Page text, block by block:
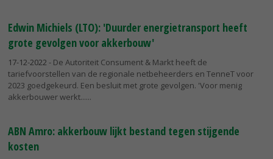
Edwin Michiels (LTO): 'Duurder energietransport heeft
grote gevolgen voor akkerbouw'
17-12-2022 - De Autoriteit Consument & Markt heeft de
tariefvoorstellen van de regionale netbeheerders en TenneT voor
2023 goedgekeurd. Een besluit met grote gevolgen. 'Voor menig
akkerbouwer werkt...
ABN Amro: akkerbouw lijkt bestand tegen stijgende
kosten